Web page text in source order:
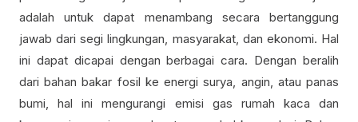
adalah untuk dapat menambang secara bertanggung
jawab dari segi lingkungan, masyarakat, dan ekonomi. Hal
ini dapat dicapai dengan berbagai cara. Dengan beralih
dari bahan bakar fosil ke energi surya, angin, atau panas
bumi, hal ini mengurangi emisi gas rumah kaca dan